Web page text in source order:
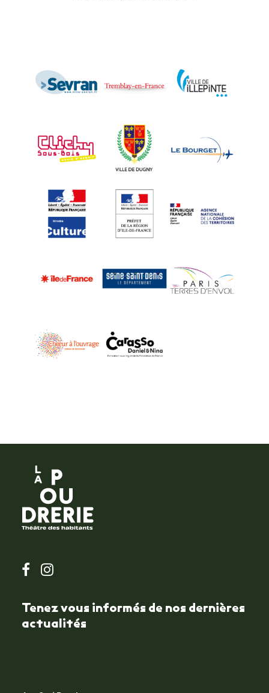
Tenez vous informés de nos dernières
actualités